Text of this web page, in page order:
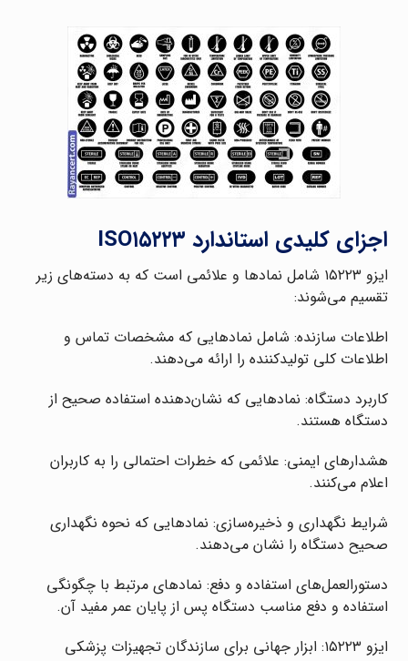
اجزای کلیدی استاندارد ISO۱۵۲۲۳
ایزو ۱۵۲۲۳ شامل نمادها و علائمی است که به دسته‌های زیر
تقسیم می‌شوند:
اطلاعات سازنده: شامل نمادهایی که مشخصات تماس و
اطلاعات کلی تولیدکننده را ارائه می‌دهند.
کاربرد دستگاه: نمادهایی که نشان‌دهنده استفاده صحیح از
دستگاه هستند.
هشدارهای ایمنی: علائمی که خطرات احتمالی را به کاربران
اعلام می‌کنند.
شرایط نگهداری و ذخیره‌سازی: نمادهایی که نحوه نگهداری
صحیح دستگاه را نشان می‌دهند.
دستورالعمل‌های استفاده و دفع: نمادهای مرتبط با چگونگی
استفاده و دفع مناسب دستگاه پس از پایان عمر مفید آن.
ایزو ۱۵۲۲۳: ابزار جهانی برای سازندگان تجهیزات پزشکی